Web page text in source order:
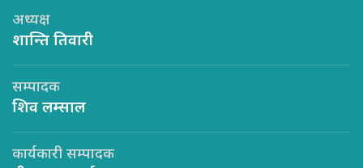
अध्यक्ष
शान्ति तिवारी
सम्पादक
शिव लम्साल
कार्यकारी सम्पादक